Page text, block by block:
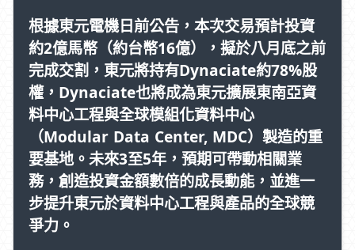
根據東元電機日前公告，本次交易預計投資
約2億馬幣（約台幣16億），擬於八月底之前
完成交割，東元將持有Dynaciate約78%股
權，Dynaciate也將成為東元擴展東南亞資
料中心工程與全球模組化資料中心
（Modular Data Center, MDC）製造的重
要基地。未來3至5年，預期可帶動相關業
務，創造投資金額數倍的成長動能，並進一
步提升東元於資料中心工程與產品的全球競
爭力。